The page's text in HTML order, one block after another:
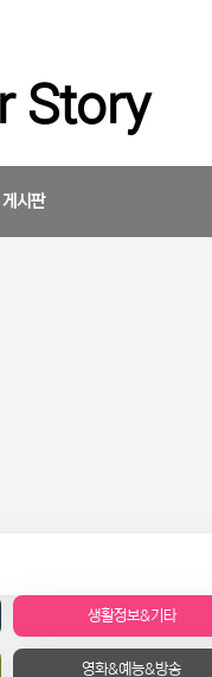
Story
시판
생활정보&기타
영화&예능&방송